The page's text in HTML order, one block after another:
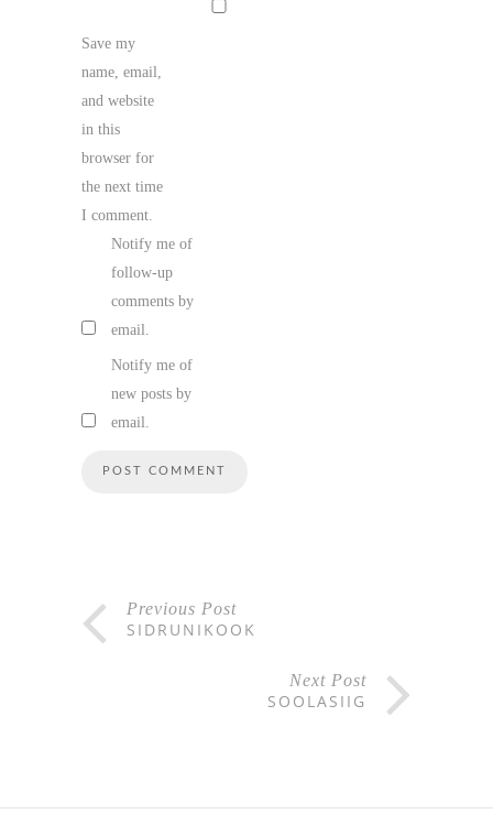
Save my
name, email,
and website
in this
browser for
the next time
I comment.
Notify me of
follow-up
comments by
email.
Notify me of
new posts by
email.
Previous Post
SIDRUNIKOOK
Next Post
SOOLASIIG